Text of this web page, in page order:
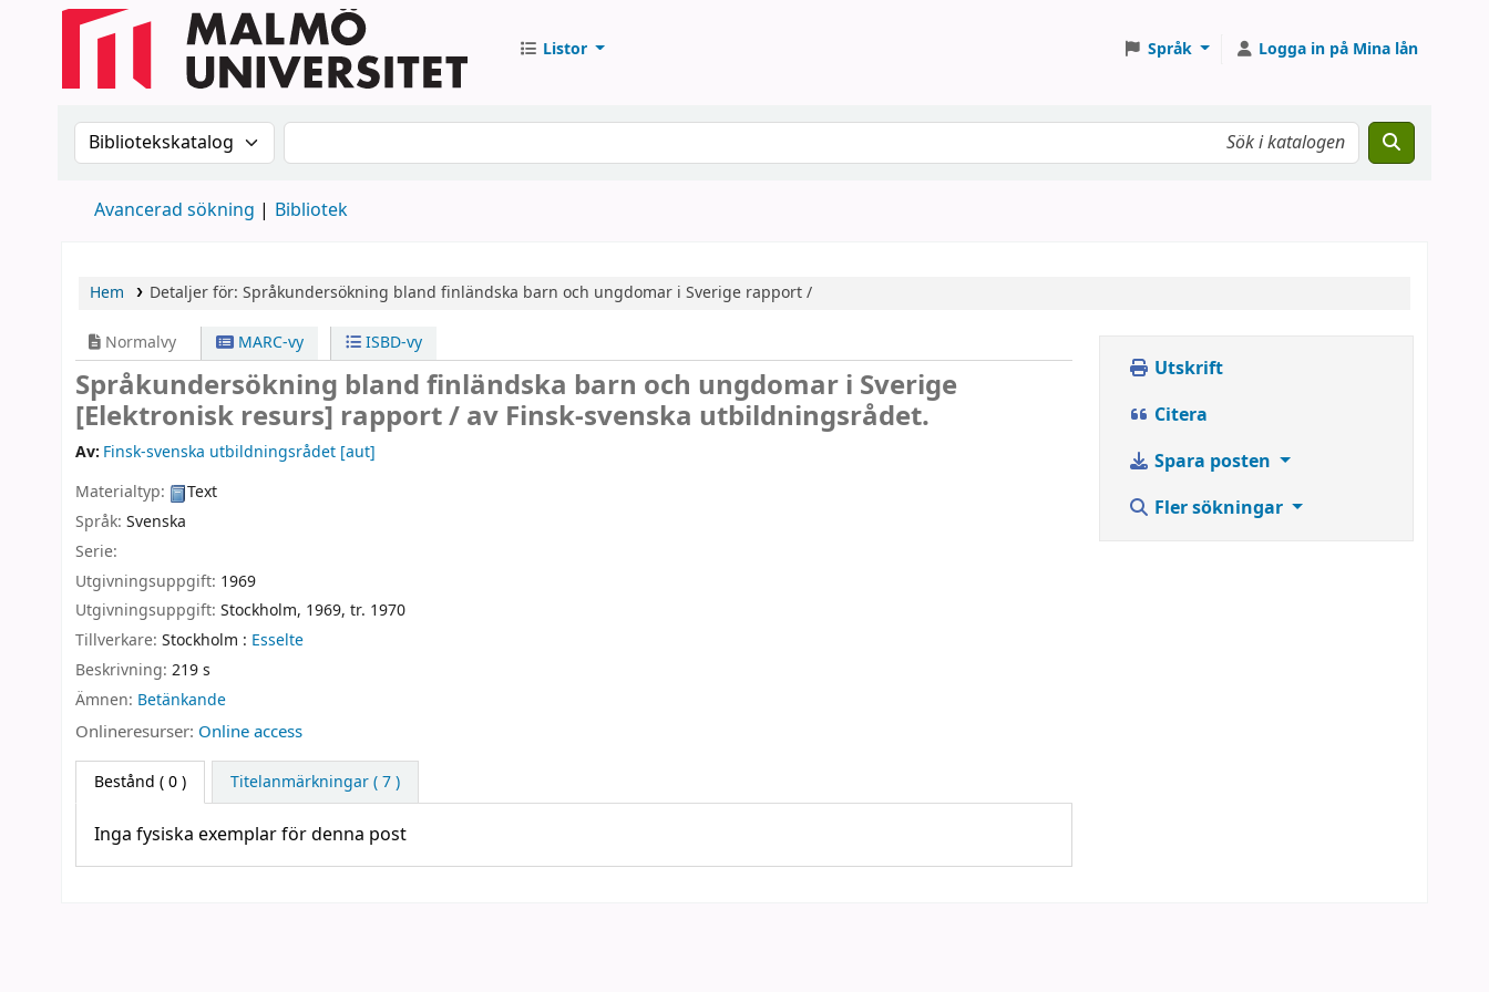
Listor Språk Logga in på Mina lån
Sök i katalogen efter:Sök i katalogen
Avancerad sökning Bibliotek
Hem Detaljer för: Språkundersökning bland finländska barn och ungdomar i Sverige rapport /
Normalvy MARC-vy ISBD-vy
Språkundersökning bland finländska barn och ungdomar i Sverige
[Elektronisk resurs] rapport /av Finsk-svenska utbildningsrådet.
Av: Finsk-svenska utbildningsrådet [aut]
Materialtyp:
Text
Språk: Svenska
Serie:
Utgivningsuppgift: 1969
Utgivningsuppgift: Stockholm, 1969, tr. 1970
Tillverkare: Stockholm : Esselte
Beskrivning: 219 s
Ämnen: Betänkande
Onlineresurser: Online access
Bestånd ( 0 ) Titelanmärkningar ( 7 )
Inga fysiska exemplar för denna post
Utskrift
Citera
Spara posten
Fler sökningar